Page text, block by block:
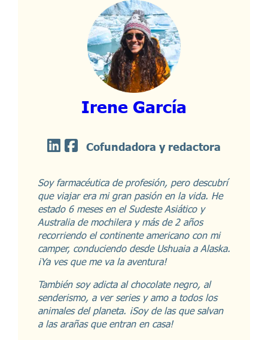
Irene García
Cofundadora y redactora
Soy farmacéutica de profesión, pero descubrí
que viajar era mi gran pasión en la vida. He
estado 6 meses en el Sudeste Asiático y
Australia de mochilera y más de 2 años
recorriendo el continente americano con mi
camper, conduciendo desde Ushuaia a Alaska.
¡Ya ves que me va la aventura!
También soy adicta al chocolate negro, al
senderismo, a ver series y amo a todos los
animales del planeta. ¡Soy de las que salvan
a las arañas que entran en casa!